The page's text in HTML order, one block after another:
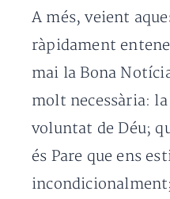
A més, veient
ràpidament
mai la Bona
molt necessària:
voluntat de Déu;
és Pare que ens
incondicionalment;